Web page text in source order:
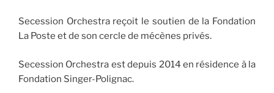
Secession Orchestra reçoit le soutien de la Fondation
La Poste et de son cercle de mécènes privés.
Secession Orchestra est depuis 2014 en résidence à la
Fondation Singer-Polignac.